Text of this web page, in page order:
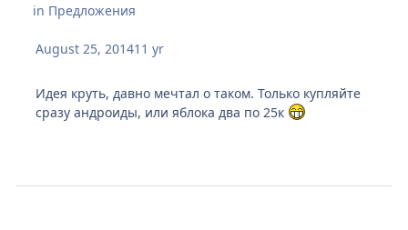
in Предложения
August 25, 201411 yr
Идея круть, давно мечтал о таком. Только купляйте
сразу андроиды, или яблока два по 25к